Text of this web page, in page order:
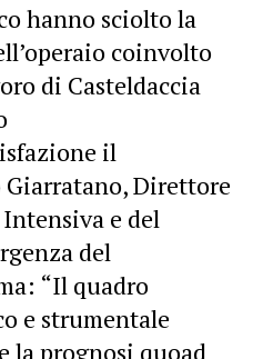
hanno sciolto la
coinvolto
di Casteldaccia
il
Direttore
e del
del
“Il quadro
e strumentale
la prognosi quoad